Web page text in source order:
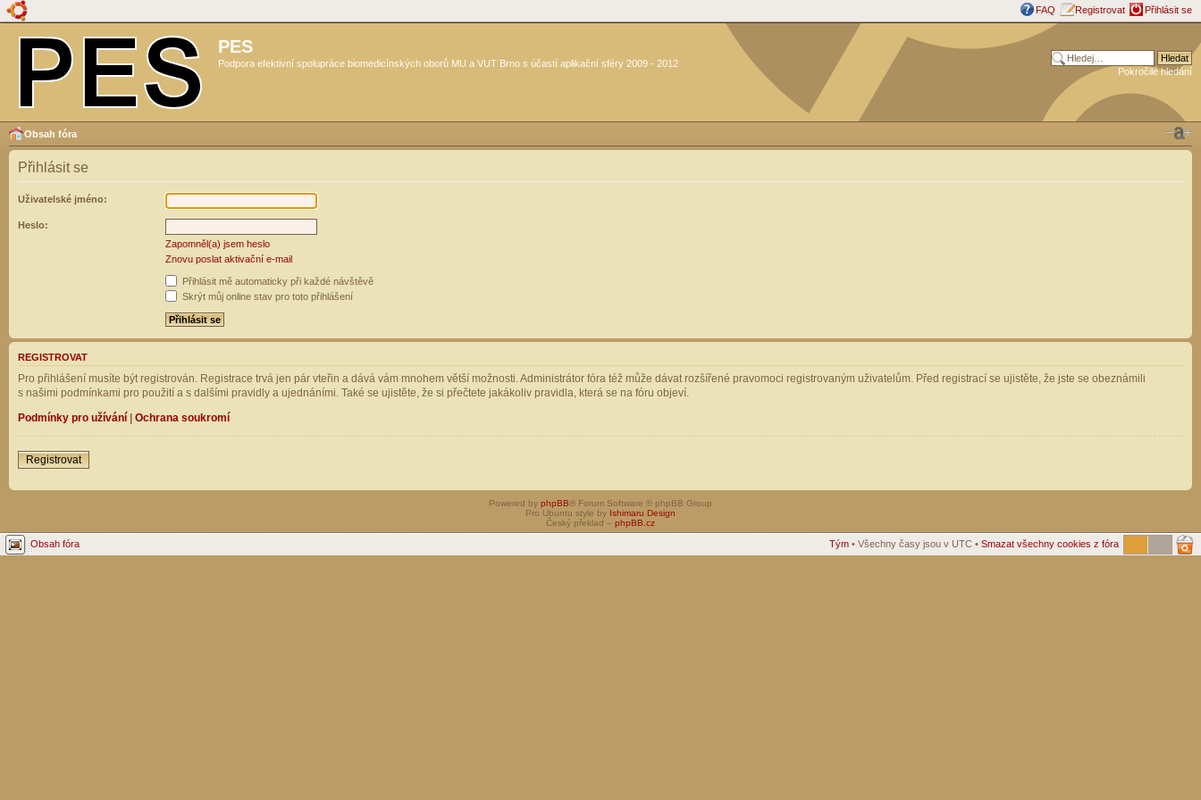
FAQ Registrovat Přihlásit se
PES
Podpora efektivní spolupráce biomedicínských oborů MU a VUT Brno s účastí aplikační sféry 2009 - 2012
Pokročilé hledání
Obsah fóra
Přihlásit se
Uživatelské jméno:
Heslo:
Zapomněl(a) jsem heslo
Znovu poslat aktivační e-mail
Přihlásit mě automaticky při každé návštěvě
Skrýt můj online stav pro toto přihlášení
REGISTROVAT
Pro přihlášení musíte být registrován. Registrace trvá jen pár vteřin a dává vám mnohem větší možnosti. Administrátor fóra též může dávat rozšířené pravomoci registrovaným uživatelům. Před registrací se ujistěte, že jste se obeznámili
s našimi podmínkami pro použití a s dalšími pravidly a ujednáními. Také se ujistěte, že si přečtete jakákoliv pravidla, která se na fóru objeví.
Podmínky pro užívání | Ochrana soukromí
Registrovat
Powered by phpBB® Forum Software © phpBB Group
Pro Ubuntu style by Ishimaru Design
Český překlad – phpBB.cz
Obsah fóra Tým • Všechny časy jsou v UTC • Smazat všechny cookies z fóra